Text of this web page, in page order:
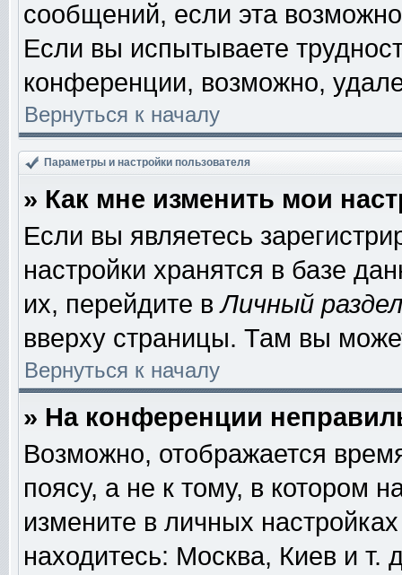
сообщений, если эта
Если вы испытываете
конференции, возможно,
Вернуться к началу
Параметры и настройки пользователя
» Как мне изменить мои
Если вы являетесь
настройки хранятся в базе
их, перейдите вЛичный раздел
вверху страницы. Там вы
Вернуться к началу
» На конференции
Возможно, отображается
поясу, а не к тому, в котором
измените в личных
находитесь: Москва, Киев и т.